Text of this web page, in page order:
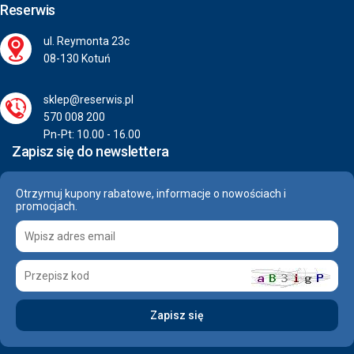
Reserwis
ul. Reymonta 23c
08-130 Kotuń
sklep@reserwis.pl
570 008 200
Pn-Pt: 10.00 - 16.00
Zapisz się do newslettera
Otrzymuj kupony rabatowe, informacje o nowościach i
promocjach.